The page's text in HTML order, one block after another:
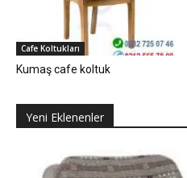
Cafe Koltukları
Kumaş cafe koltuk
Yeni Eklenenler